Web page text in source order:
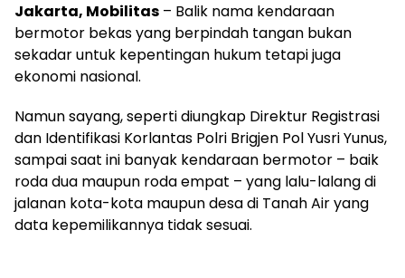
Jakarta, Mobilitas – Balik nama kendaraan
bermotor bekas yang berpindah tangan bukan
sekadar untuk kepentingan hukum tetapi juga
ekonomi nasional.
Namun sayang, seperti diungkap Direktur Registrasi
dan Identifikasi Korlantas Polri Brigjen Pol Yusri Yunus,
sampai saat ini banyak kendaraan bermotor – baik
roda dua maupun roda empat – yang lalu-lalang di
jalanan kota-kota maupun desa di Tanah Air yang
data kepemilikannya tidak sesuai.